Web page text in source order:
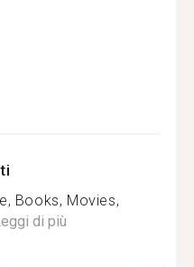
Books, Movies,
di più